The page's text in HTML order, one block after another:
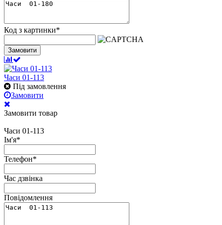
Код з картинки*
Замовити
Часи 01-113
Під замовлення
Замовити
Замовити товар
Часи 01-113
Ім'я*
Телефон*
Час дзвінка
Повідомлення